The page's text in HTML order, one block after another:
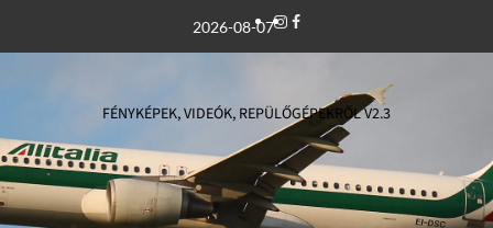
2026-08-07Instagram
Facebook
FÉNYKÉPEK, VIDEÓK, REPÜLŐGÉPEKRŐL V2.3